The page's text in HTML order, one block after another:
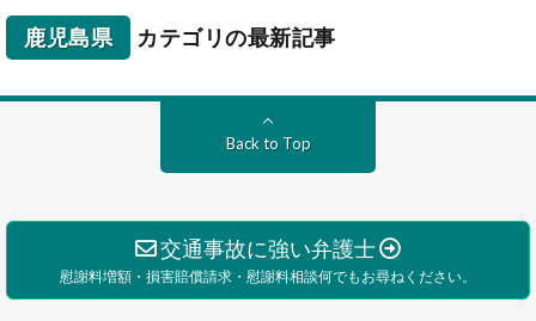
鹿児島県 カテゴリの最新記事
Back to Top
交通事故に強い弁護士
慰謝料増額・損害賠償請求・慰謝料相談何でもお尋ねください。